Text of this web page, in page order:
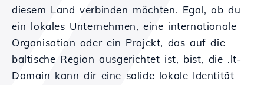
diesem Land verbinden möchten. Egal, ob du
ein lokales Unternehmen, eine internationale
Organisation oder ein Projekt, das auf die
baltische Region ausgerichtet ist, bist, die .lt-
Domain kann dir eine solide lokale Identität